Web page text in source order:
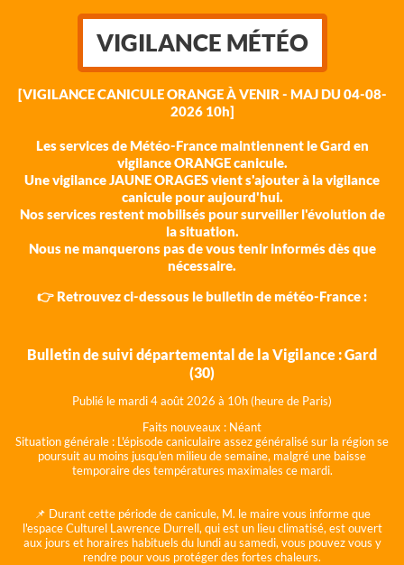
VIGILANCE MÉTÉO
[VIGILANCE CANICULE ORANGE À VENIR - MAJ DU 04-08-
2026 10h]
Les services de Météo-France maintiennent le Gard en
vigilance ORANGE canicule.
Une vigilance JAUNE ORAGES vient s'ajouter à la vigilance
canicule pour aujourd'hui.
Nos services restent mobilisés pour surveiller l'évolution de
la situation.
Nous ne manquerons pas de vous tenir informés dès que
nécessaire.
👉 Retrouvez ci-dessous le bulletin de météo-France :
Bulletin de suivi départemental de la Vigilance : Gard
(30)
Publié le mardi 4 août 2026 à 10h (heure de Paris)
Faits nouveaux : Néant
Situation générale : L'épisode caniculaire assez généralisé sur la région se
poursuit au moins jusqu'en milieu de semaine, malgré une baisse
temporaire des températures maximales ce mardi.
📌 Durant cette période de canicule, M. le maire vous informe que
l'espace Culturel Lawrence Durrell, qui est un lieu climatisé, est ouvert
aux jours et horaires habituels du lundi au samedi, vous pouvez vous y
rendre pour vous protéger des fortes chaleurs.